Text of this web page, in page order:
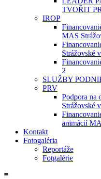
TVOŘIT
IROP
MAS
Strážovské
2
SLUŽBY
PRV
Podpora na
Strážovské
animácií
Kontakt
Fotogaléria
Reportáže
Fotgalérie
≡